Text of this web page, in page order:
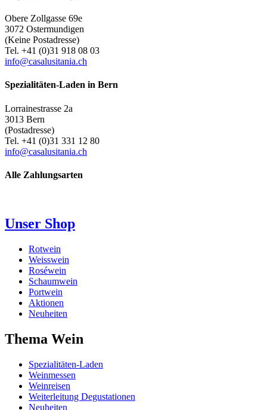
Obere Zollgasse 69e
3072 Ostermundigen
(Keine Postadresse)
Tel. +41 (0)31 918 08 03
info@casalusitania.ch
Spezialitäten-Laden in Bern
Lorrainestrasse 2a
3013 Bern
(Postadresse)
Tel. +41 (0)31 331 12 80
info@casalusitania.ch
Alle Zahlungsarten
Unser Shop
Rotwein
Weisswein
Roséwein
Schaumwein
Portwein
Aktionen
Neuheiten
Thema Wein
Spezialitäten-Laden
Weinmessen
Weinreisen
Weiterleitung Degustationen
Neuheiten